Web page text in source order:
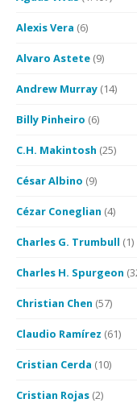
Alexis Vera (6)
Alvaro Astete (9)
Andrew Murray (14)
Billy Pinheiro (6)
C.H. Makintosh (25)
César Albino (9)
Cézar Coneglian (4)
Charles G. Trumbull (1)
Charles H. Spurgeon
Christian Chen (57)
Claudio Ramírez (61)
Cristian Cerda (10)
Cristian Rojas (2)